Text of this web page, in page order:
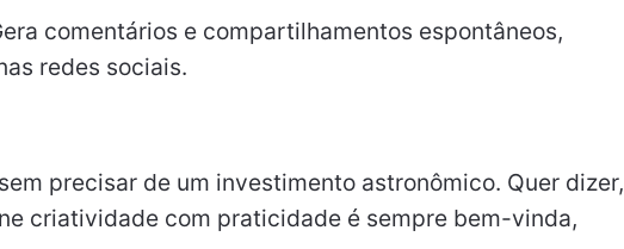
comentários e compartilhamentos espontâneos,
redes sociais.
precisar de um investimento astronômico. Quer dizer,
criatividade com praticidade é sempre bem-vinda,